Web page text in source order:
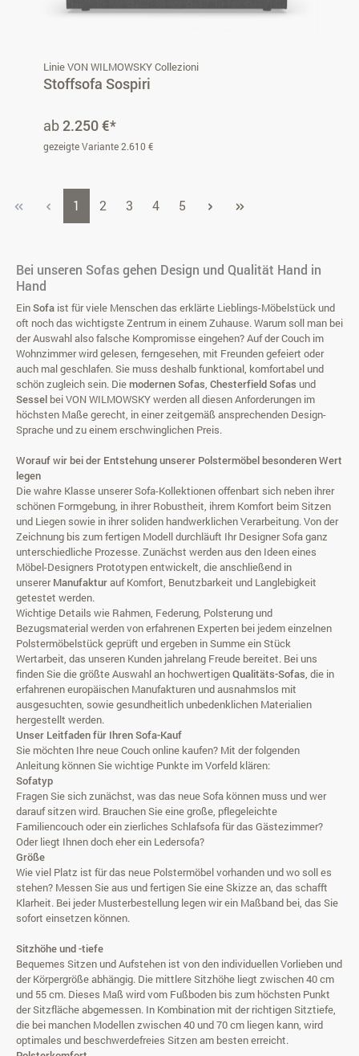
Linie VON WILMOWSKY Collezioni
Stoffsofa Sospiri
ab2.250 €*
gezeigte Variante 2.610 €
Seite
1 Seite
2 Seite
3 Seite
4 Seite
5
Bei unseren Sofas gehen Design und Qualität Hand in
Hand
EinSofa ist für viele Menschen das erklärte Lieblings-Möbelstück und
oft noch das wichtigste Zentrum in einem Zuhause. Warum soll man bei
der Auswahl also falsche Kompromisse eingehen? Auf der Couch im
Wohnzimmer wird gelesen, ferngesehen, mit Freunden gefeiert oder
auch malgeschlafen. Sie muss deshalb funktional, komfortabel und
schön zugleich sein. Diemodernen Sofas, Chesterfield Sofas und
Sessel bei VON WILMOWSKY werden all diesen Anforderungen im
höchsten Maße gerecht, in einer zeitgemäß ansprechenden Design-
Sprache und zu einem erschwinglichen Preis.
Worauf wir bei der Entstehung unserer Polstermöbel besonderen Wert
legen
Die wahre Klasse unserer Sofa-Kollektionen offenbart sich neben ihrer
schönen Formgebung, in ihrer Robustheit, ihrem Komfort beim Sitzen
und Liegen sowie in ihrer soliden handwerklichen Verarbeitung. Von der
Zeichnung bis zum fertigen Modell durchläuft IhrDesigner Sofaganz
unterschiedliche Prozesse. Zunächst werden aus den Ideen eines
Möbel-Designers Prototypen entwickelt, die anschließend in
unsererManufakturauf Komfort, Benutzbarkeit und Langlebigkeit
getestet werden.
Wichtige Details wie Rahmen, Federung, Polsterung und
Bezugsmaterial werden von erfahrenen Experten bei jedem einzelnen
Polstermöbelstück geprüft und ergeben in Summe ein Stück
Wertarbeit, das unseren Kunden jahrelang Freude bereitet. Bei uns
finden Sie die größte Auswahl an hochwertigenQualitäts-Sofas, die in
erfahrenen europäischen Manufakturen und ausnahmslos mit
ausgesuchten, sowie gesundheitlich unbedenklichen Materialien
hergestellt werden.
Unser Leitfaden für Ihren Sofa-Kauf
Sie möchten Ihre neue Couch online kaufen? Mit der folgenden
Anleitung können Sie wichtige Punkte im Vorfeld klären:
Sofatyp
Fragen Sie sich zunächst, was das neue Sofa können muss und wer
darauf sitzen wird. Brauchen Sie eine große, pflegeleichte
Familiencouch oder ein zierliches Schlafsofafür das Gästezimmer?
Oder liegt Ihnen doch eher ein Ledersofa?
Größe
Wie viel Platz ist für das neue Polstermöbel vorhanden und wo soll es
stehen? Messen Sie aus und fertigen Sie eine Skizze an, das schafft
Klarheit. Bei jederMusterbestellung legen wir ein Maßband bei, das Sie
sofort einsetzen können.
Sitzhöhe und -tiefe
Bequemes Sitzen und Aufstehen ist von den individuellen Vorlieben und
der Körpergröße abhängig. Die mittlere Sitzhöhe liegt zwischen 40 cm
und 55 cm. Dieses Maß wird vom Fußboden bis zum höchsten Punkt
der Sitzfläche abgemessen. In Kombination mit der richtigen Sitztiefe,
die bei manchen Modellen zwischen 40 und 70 cm liegen kann, wird
optimales und beschwerdefreies Sitzen am besten erreicht.